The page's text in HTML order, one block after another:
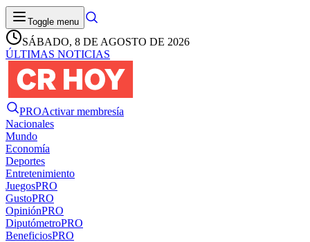
Toggle menu
SÁBADO, 8 DE AGOSTO DE 2026
ÚLTIMAS NOTICIAS
PROActivar membresía
Nacionales
Mundo
Economía
Deportes
Entretenimiento
JuegosPRO
GustoPRO
OpiniónPRO
DiputómetroPRO
BeneficiosPRO